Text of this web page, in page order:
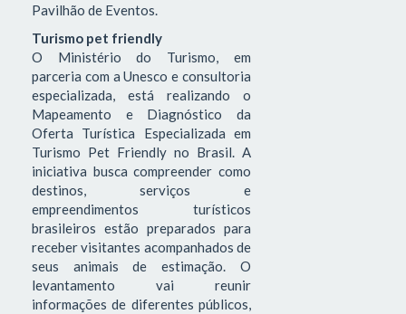
Pavilhão de Eventos.
Turismo pet friendly
O Ministério do Turismo, em
parceria com a Unesco e consultoria
especializada, está realizando o
Mapeamento e Diagnóstico da
Oferta Turística Especializada em
Turismo Pet Friendly no Brasil. A
iniciativa busca compreender como
destinos, serviços e
empreendimentos turísticos
brasileiros estão preparados para
receber visitantes acompanhados de
seus animais de estimação. O
levantamento vai reunir
informações de diferentes públicos,